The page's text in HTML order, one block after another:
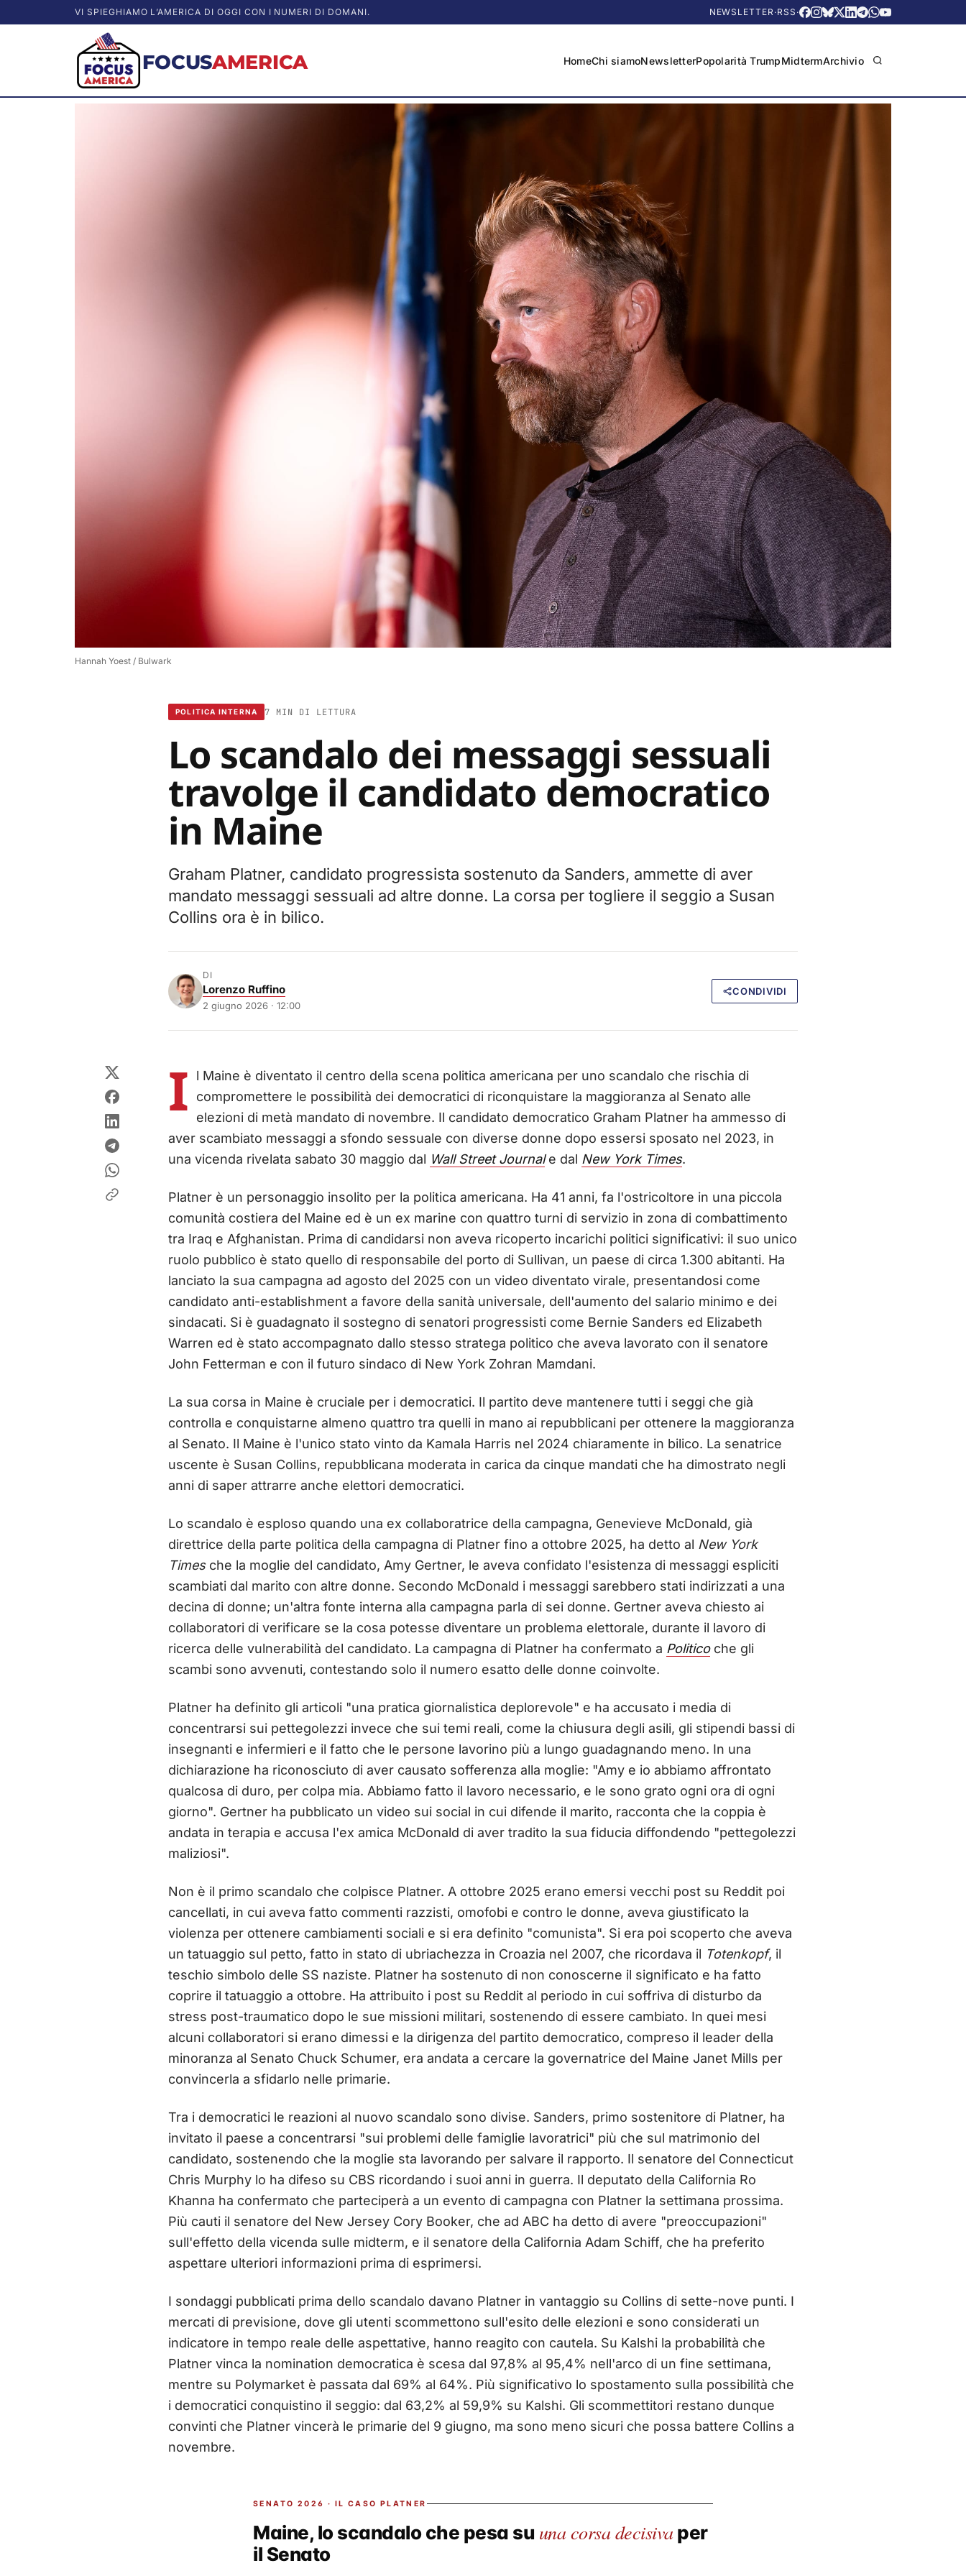
VI SPIEGHIAMO L’AMERICA DI OGGI CON I NUMERI DI DOMANI. NEWSLETTER·RSS ·
FOCUSAMERICA HomeChi siamoNewsletterPopolarità TrumpMidtermArchivio
Hannah Yoest / Bulwark
POLITICA INTERNA 7 MIN DI LETTURA
Lo scandalo dei messaggi sessuali
travolge il candidato democratico
in Maine
Graham Platner, candidato progressista sostenuto da Sanders, ammette di aver
mandato messaggi sessuali ad altre donne. La corsa per togliere il seggio a Susan
Collins ora è in bilico.
DI
Lorenzo Ruffino
2 giugno 2026 · 12:00
CONDIVIDI
I
l Maine è diventato il centro della scena politica americana per uno scandalo che rischia di
compromettere le possibilità dei democratici di riconquistare la maggioranza al Senato alle
elezioni di metà mandato di novembre. Il candidato democratico Graham Platner ha ammesso di
aver scambiato messaggi a sfondo sessuale con diverse donne dopo essersi sposato nel 2023, in
una vicenda rivelata sabato 30 maggio dal Wall Street Journale dal New York Times.
Platner è un personaggio insolito per la politica americana. Ha 41 anni, fa l'ostricoltore in una piccola
comunità costiera del Maine ed è un ex marine con quattro turni di servizio in zona di combattimento
tra Iraq e Afghanistan. Prima di candidarsi non aveva ricoperto incarichi politici significativi: il suo unico
ruolo pubblico è stato quello di responsabile del porto di Sullivan, un paese di circa 1.300 abitanti. Ha
lanciato la sua campagna ad agosto del 2025 con un video diventato virale, presentandosi come
candidato anti-establishment a favore della sanità universale, dell'aumento del salario minimo e dei
sindacati. Si è guadagnato il sostegno di senatori progressisti come Bernie Sanders ed Elizabeth
Warren ed è stato accompagnato dallo stesso stratega politico che aveva lavorato con il senatore
John Fetterman e con il futuro sindaco di New York Zohran Mamdani.
La sua corsa in Maine è cruciale per i democratici. Il partito deve mantenere tutti i seggi che già
controlla e conquistarne almeno quattro tra quelli in mano ai repubblicani per ottenere la maggioranza
al Senato. Il Maine è l'unico stato vinto da Kamala Harris nel 2024 chiaramente in bilico. La senatrice
uscente è Susan Collins, repubblicana moderata in carica da cinque mandati che ha dimostrato negli
anni di saper attrarre anche elettori democratici.
Lo scandalo è esploso quando una ex collaboratrice della campagna, Genevieve McDonald, già
direttrice della parte politica della campagna di Platner fino a ottobre 2025, ha detto al New York
Timesche la moglie del candidato, Amy Gertner, le aveva confidato l'esistenza di messaggi espliciti
scambiati dal marito con altre donne. Secondo McDonald i messaggi sarebbero stati indirizzati a una
decina di donne; un'altra fonte interna alla campagna parla di sei donne. Gertner aveva chiesto ai
collaboratori di verificare se la cosa potesse diventare un problema elettorale, durante il lavoro di
ricerca delle vulnerabilità del candidato. La campagna di Platner ha confermato a Politicoche gli
scambi sono avvenuti, contestando solo il numero esatto delle donne coinvolte.
Platner ha definito gli articoli "una pratica giornalistica deplorevole" e ha accusato i media di
concentrarsi sui pettegolezzi invece che sui temi reali, come la chiusura degli asili, gli stipendi bassi di
insegnanti e infermieri e il fatto che le persone lavorino più a lungo guadagnando meno. In una
dichiarazione ha riconosciuto di aver causato sofferenza alla moglie: "Amy e io abbiamo affrontato
qualcosa di duro, per colpa mia. Abbiamo fatto il lavoro necessario, e le sono grato ogni ora di ogni
giorno". Gertner ha pubblicato un video sui social in cui difende il marito, racconta che la coppia è
andata in terapia e accusa l'ex amica McDonald di aver tradito la sua fiducia diffondendo "pettegolezzi
maliziosi".
Non è il primo scandalo che colpisce Platner. A ottobre 2025 erano emersi vecchi post su Reddit poi
cancellati, in cui aveva fatto commenti razzisti, omofobi e contro le donne, aveva giustificato la
violenza per ottenere cambiamenti sociali e si era definito "comunista". Si era poi scoperto che aveva
un tatuaggio sul petto, fatto in stato di ubriachezza in Croazia nel 2007, che ricordava il Totenkopf, il
teschio simbolo delle SS naziste. Platner ha sostenuto di non conoscerne il significato e ha fatto
coprire il tatuaggio a ottobre. Ha attribuito i post su Reddit al periodo in cui soffriva di disturbo da
stress post-traumatico dopo le sue missioni militari, sostenendo di essere cambiato. In quei mesi
alcuni collaboratori si erano dimessi e la dirigenza del partito democratico, compreso il leader della
minoranza al Senato Chuck Schumer, era andata a cercare la governatrice del Maine Janet Mills per
convincerla a sfidarlo nelle primarie.
Tra i democratici le reazioni al nuovo scandalo sono divise. Sanders, primo sostenitore di Platner, ha
invitato il paese a concentrarsi "sui problemi delle famiglie lavoratrici" più che sul matrimonio del
candidato, sostenendo che la moglie sta lavorando per salvare il rapporto. Il senatore del Connecticut
Chris Murphy lo ha difeso su CBS ricordando i suoi anni in guerra. Il deputato della California Ro
Khanna ha confermato che parteciperà a un evento di campagna con Platner la settimana prossima.
Più cauti il senatore del New Jersey Cory Booker, che ad ABC ha detto di avere "preoccupazioni"
sull'effetto della vicenda sulle midterm, e il senatore della California Adam Schiff, che ha preferito
aspettare ulteriori informazioni prima di esprimersi.
I sondaggi pubblicati prima dello scandalo davano Platner in vantaggio su Collins di sette-nove punti. I
mercati di previsione, dove gli utenti scommettono sull'esito delle elezioni e sono considerati un
indicatore in tempo reale delle aspettative, hanno reagito con cautela. Su Kalshi la probabilità che
Platner vinca la nomination democratica è scesa dal 97,8% al 95,4% nell'arco di un fine settimana,
mentre su Polymarket è passata dal 69% al 64%. Più significativo lo spostamento sulla possibilità che
i democratici conquistino il seggio: dal 63,2% al 59,9% su Kalshi. Gli scommettitori restano dunque
convinti che Platner vincerà le primarie del 9 giugno, ma sono meno sicuri che possa battere Collins a
novembre.
SENATO 2026 · IL CASO PLATNER
Maine, lo scandalo che pesa su una corsa decisiva per
il Senato